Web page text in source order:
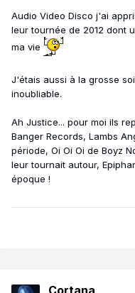
Audio Video Disco j'ai
leur tournée de 2012 dont
ma vie
J'étais aussi à la grosse
inoubliable.
Ah Justice... pour moi ils
Banger Records, Lambs
période, Oi Oi Oi de Boyz
leur tournait autour,
époque !